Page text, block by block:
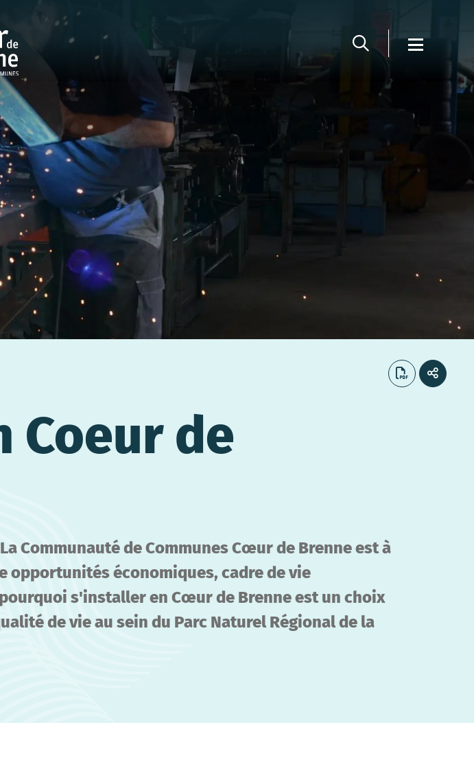
Coeur de
Communauté de Communes Cœur de Brenne est à
opportunités économiques, cadre de vie
s'installer en Cœur de Brenne est un choix
de vie au sein du Parc Naturel Régional de la